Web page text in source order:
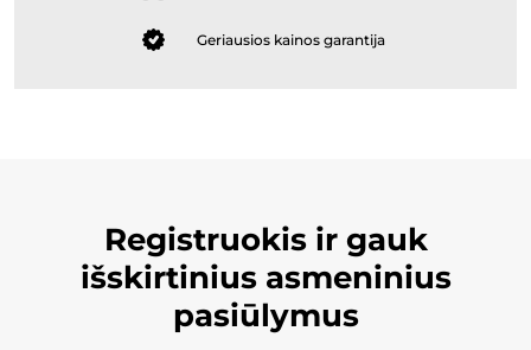
Geriausios kainos garantija
Registruokis ir gauk
išskirtinius asmeninius
pasiūlymus